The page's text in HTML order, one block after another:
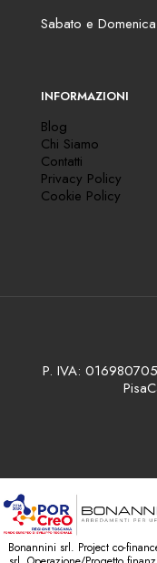
Sabato e
INFORMAZIONI
Blog
Chi Siamo
Contatti
Privacy Policy
Cookie Policy
P. IVA:
Bonannini srl. Project co-